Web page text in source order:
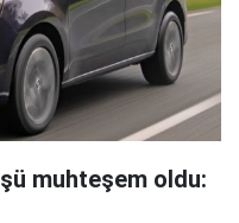
muhteşem oldu: